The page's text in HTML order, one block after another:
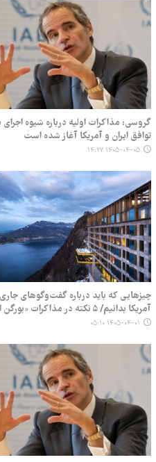
گروسی: مذاکرات اولیه درباره شیوه
توافق ایران و آمریکا آغاز شده است
۱۴۰۵-۰۴-۰۵ ۱۴:۲۷
چیزهایی که باید درباره گفت‌وگوهای
آمریکا بدانیم/ ۵ نکته در مذاکرات «بورگن ‌اشتوک»
۱۴۰۵-۰۴-۰۱ ۰۵:۱۰